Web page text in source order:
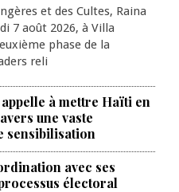
et des Cultes, Raina
7 août 2026, à Villa
phase de la
reli
à mettre Haïti en
une vaste
sensibilisation
avec ses
électoral